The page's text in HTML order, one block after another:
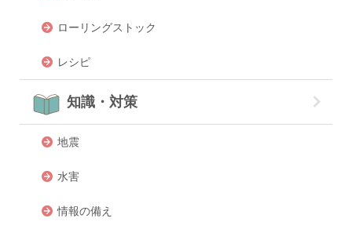
ローリングストック
レシピ
知識・対策
地震
水害
情報の備え